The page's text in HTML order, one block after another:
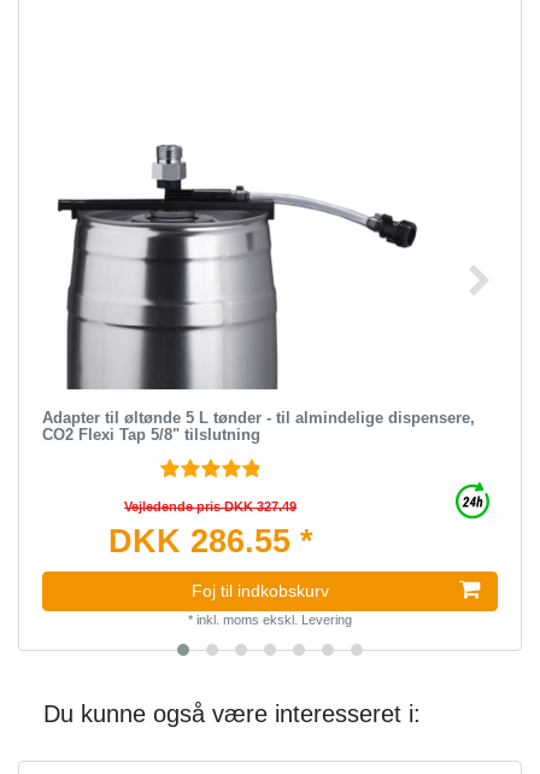
Adapter til øltønde 5 L tønder - til almindelige dispensere,
CO2 Flexi Tap 5/8" tilslutning
Vejledende pris DKK 327.49
DKK 286.55 *
Foj til indkobskurv
* inkl. moms ekskl. Levering
Du kunne også være interesseret i: